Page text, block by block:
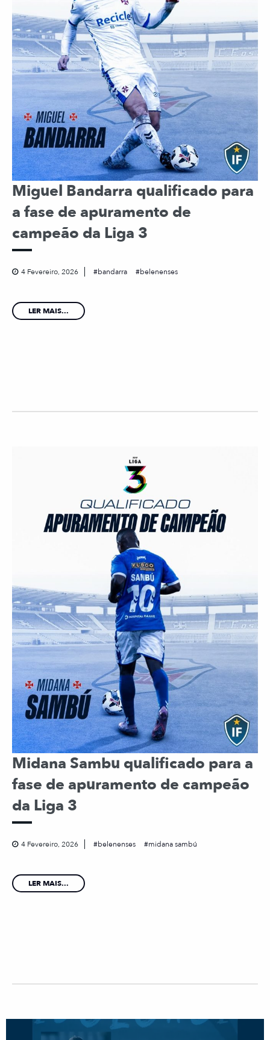
Miguel Bandarra qualificado para
a fase de apuramento de
campeão da Liga 3
4 Fevereiro, 2026 bandarra belenenses
LER MAIS...
Midana Sambu qualificado para a
fase de apuramento de campeão
da Liga 3
4 Fevereiro, 2026 belenenses midana sambú
LER MAIS...